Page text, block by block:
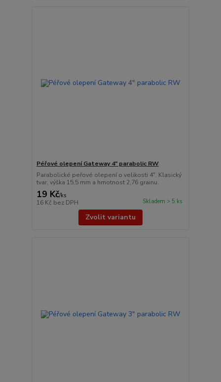
Péřové olepení Gateway 4" parabolic RW
Parabolické peřové olepení o velikosti 4″. Klasický
tvar, výška 15,5 mm a hmotnost 2,76 grainu.
19 Kč/ks
16 Kč bez DPH Skladem > 5 ks
Zvolit variantu